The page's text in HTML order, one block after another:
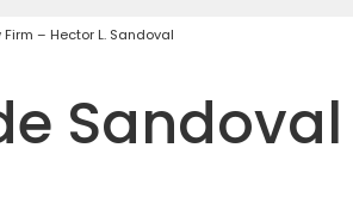
– Hector L. Sandoval